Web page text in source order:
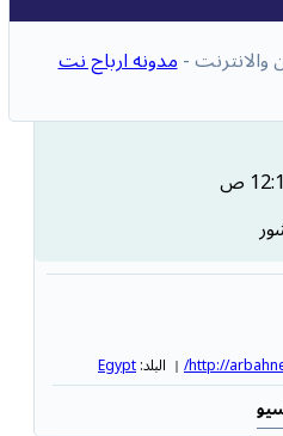
-مدونه ارباح نت
http:// البلد:Egypt